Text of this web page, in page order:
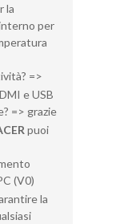
la
per
=>
e USB
=> grazie
puoi
(V0)
la